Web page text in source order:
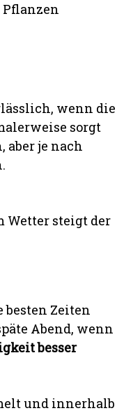
wenn die
sorgt
aber je nach
Wetter steigt der
Zeiten
Abend, wenn
besser
und innerhalb